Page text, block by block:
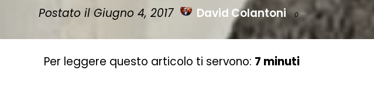
Postato il Giugno 4, 2017 David Colantoni 0
Per leggere questo articolo ti servono: 7 minuti